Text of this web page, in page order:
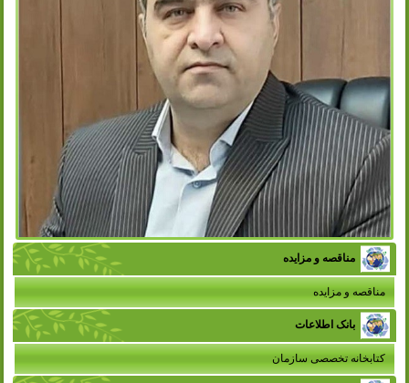
مناقصه و مزایده
مناقصه و مزایده
بانک اطلاعات
کتابخانه تخصصی سازمان